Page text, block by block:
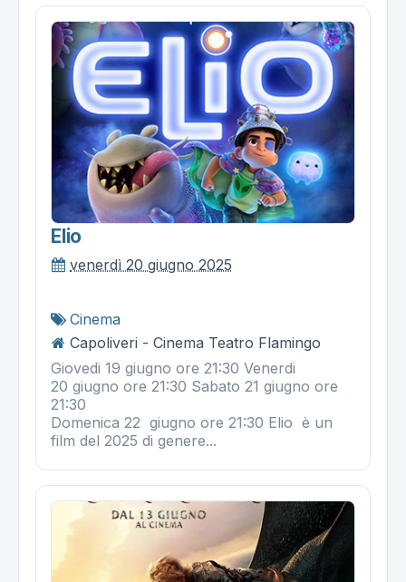
Elio
venerdì 20 giugno 2025
Cinema
Capoliveri - Cinema Teatro Flamingo
Giovedi 19 giugno ore 21:30 Venerdi
20 giugno ore 21:30 Sabato 21 giugno ore
21:30
Domenica 22 giugno ore 21:30 Elio è un
film del 2025 di genere...